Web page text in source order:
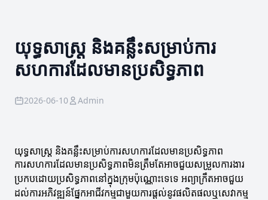
យុទ្ធសាស្ត្រ និងគន្លឹះសម្រាប់ការ
សហការដែលមានប្រសិទ្ធភាព
2026-06-10 Admin
យុទ្ធសាស្ត្រ និងគន្លឹះសម្រាប់ការសហការដែលមានប្រសិទ្ធភាព
ការសហការដែលមានប្រសិទ្ធភាពមិនត្រឹមតែអាចជួយសម្រួលការងារ
ប្រកបដោយប្រសិទ្ធភាពនៅក្នុងក្រុមប៉ុណ្ណោះទេទេ អព្យាក្រឹតអាចជួយ
ដល់ការអភិវឌ្ឍន៍ផ្នែកអាជីវកម្មជាមួយការផ្តល់នូវផលិតផលឬសេវាកម្ម